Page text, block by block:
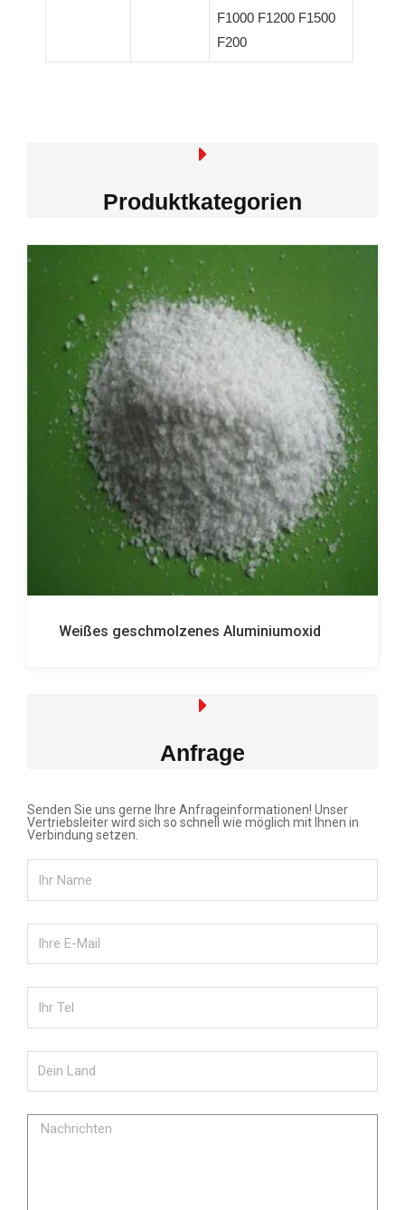
F1000 F1200 F1500
F200
Produktkategorien
Weißes geschmolzenes Aluminiumoxid
Anfrage
Senden Sie uns gerne Ihre Anfrageinformationen! Unser
Vertriebsleiter wird sich so schnell wie möglich mit Ihnen in
Verbindung setzen.